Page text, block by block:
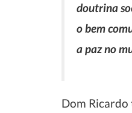
doutrina
o bem
a paz no
Dom